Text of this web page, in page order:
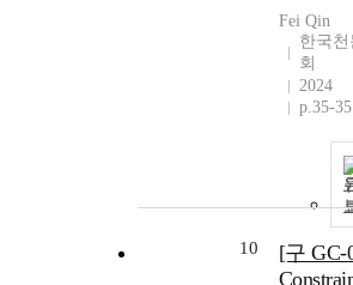
Fei Qin
한국
회
2024
p.35-35
10
[구 GC-